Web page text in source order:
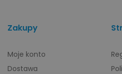
Zakupy
Moje konto
Dostawa